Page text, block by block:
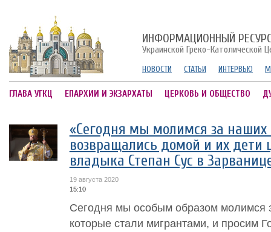
ИНФОРМАЦИОННЫЙ
Украинской Греко-Католической
НОВОСТИ СТАТЬИ ИНТЕРВЬЮ
ГЛАВА УГКЦ ЕПАРХИИ И ЭКЗАРХАТЫ ЦЕРКОВЬ И ОБЩЕСТВО
«Сегодня мы молимся за
возвращались домой и их дети
владыка Степан Сус в
19 августа 2020
15:10
Сегодня мы особым образом молимся
которые стали мигрантами, и просим